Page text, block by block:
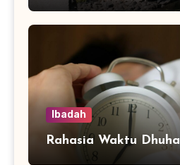
Ibadah
Rahasia Waktu Dhuha